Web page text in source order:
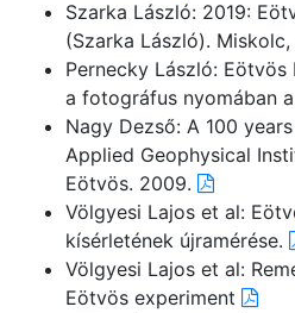
Szarka László: 2019:
(Szarka László).
Pernecky László:
a fotográfus nyomában
Nagy Dezső: A 100
Applied Geophysical
Eötvös. 2009.
Völgyesi Lajos et al:
kísérletének újramérése.
Völgyesi Lajos et al:
Eötvös experiment